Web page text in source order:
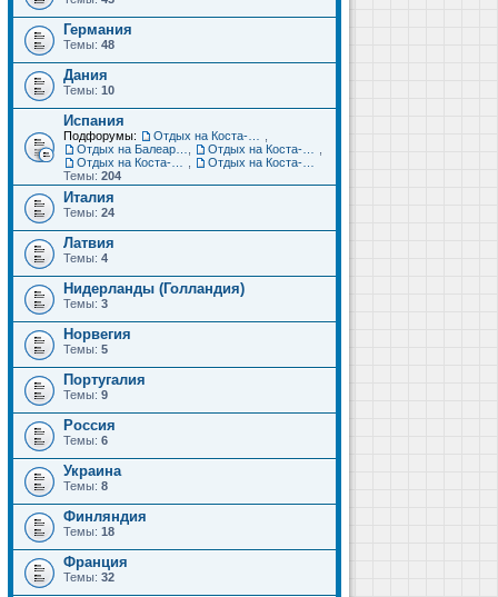
Германия
Темы: 48
Дания
Темы: 10
Испания
Подфорумы:
Темы: 204
Италия
Темы: 24
Латвия
Темы: 4
Нидерланды (Голландия)
Темы: 3
Норвегия
Темы: 5
Португалия
Темы: 9
Россия
Темы: 6
Украина
Темы: 8
Финляндия
Темы: 18
Франция
Темы: 32